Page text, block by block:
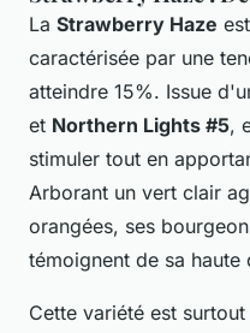
La Strawberry Haze
caractérisée par une
atteindre 15%. Issue
et Northern Lights #5,
stimuler tout en
Arborant un vert clair
orangées, ses
témoignent de sa haute
Cette variété est